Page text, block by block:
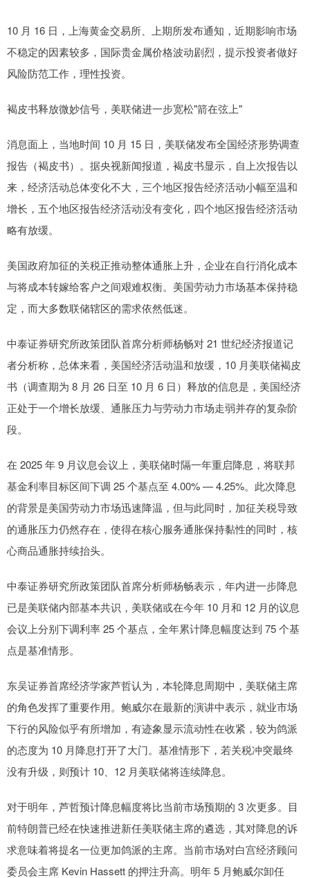
10 月 16 日，上海黄金交易所、上期所发布通知，近期影响市场
不稳定的因素较多，国际贵金属价格波动剧烈，提示投资者做好
风险防范工作，理性投资。
褐皮书释放微妙信号，美联储进一步宽松"箭在弦上"
消息面上，当地时间 10 月 15 日，美联储发布全国经济形势调查
报告（褐皮书）。据央视新闻报道，褐皮书显示，自上次报告以
来，经济活动总体变化不大，三个地区报告经济活动小幅至温和
增长，五个地区报告经济活动没有变化，四个地区报告经济活动
略有放缓。
美国政府加征的关税正推动整体通胀上升，企业在自行消化成本
与将成本转嫁给客户之间艰难权衡。美国劳动力市场基本保持稳
定，而大多数联储辖区的需求依然低迷。
中泰证券研究所政策团队首席分析师杨畅对 21 世纪经济报道记
者分析称，总体来看，美国经济活动温和放缓，10 月美联储褐皮
书（调查期为 8 月 26 日至 10 月 6 日）释放的信息是，美国经济
正处于一个增长放缓、通胀压力与劳动力市场走弱并存的复杂阶
段。
在 2025 年 9 月议息会议上，美联储时隔一年重启降息，将联邦
基金利率目标区间下调 25 个基点至 4.00% — 4.25%。此次降息
的背景是美国劳动力市场迅速降温，但与此同时，加征关税导致
的通胀压力仍然存在，使得在核心服务通胀保持黏性的同时，核
心商品通胀持续抬头。
中泰证券研究所政策团队首席分析师杨畅表示，年内进一步降息
已是美联储内部基本共识，美联储或在今年 10 月和 12 月的议息
会议上分别下调利率 25 个基点，全年累计降息幅度达到 75 个基
点是基准情形。
东吴证券首席经济学家芦哲认为，本轮降息周期中，美联储主席
的角色发挥了重要作用。鲍威尔在最新的演讲中表示，就业市场
下行的风险似乎有所增加，有迹象显示流动性在收紧，较为鸽派
的态度为 10 月降息打开了大门。基准情形下，若关税冲突最终
没有升级，则预计 10、12 月美联储将连续降息。
对于明年，芦哲预计降息幅度将比当前市场预期的 3 次更多。目
前特朗普已经在快速推进新任美联储主席的遴选，其对降息的诉
求意味着将提名一位更加鸽派的主席。当前市场对白宫经济顾问
委员会主席 Kevin Hassett 的押注升高。明年 5 月鲍威尔卸任